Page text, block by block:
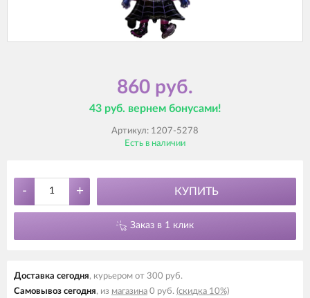
860 руб.
43 руб. вернем бонусами!
Артикул: 1207-5278
Есть в наличии
- + КУПИТЬ
Заказ в 1 клик
Доставка cегодня, курьером от 300 руб.
Самовывоз cегодня, из магазина 0 руб. (скидка 10%)